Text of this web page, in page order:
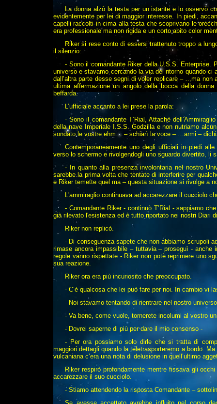
La donna alzò la testa per un istante e lo osservò
evidentemente per lei di maggior interesse. In piedi,
capelli raccolti in cima alla testa che scoprivano le
era professionale ma non rigida e un corto abito color
Riker si rese conto di essersi trattenuto troppo a
il silenzio:
- Sono il comandante Riker della U.S.S. Enterprise.
universo e stavamo cercando la via del ritorno quando
dall’altra parte desse segni di voler replicare – …ma non
ultima affermazione un angolo della bocca della
beffarda.
L’ufficiale accanto a lei prese la parola:
- Sono il comandante T’Rial, Attachè
della nave Imperiale I.S.S. Godzilla e non nutriamo
sondato le vostre ehm… – schiarì la voce – …armi –
Contemporaneamente uno degli ufficiali in piedi
verso lo schermo e rivolgendogli uno sguardo divertito, li
- In quanto alla presenza involontaria nel nostro
sarebbe la prima volta che tentate di interferire per
e Riker temette quel ma – questa situazione si rivolge a
L'ammiraglio continuava ad accarezzare il cucciolo
- Comandante Riker - continuò T’Rial - sappiamo
già rilevato l'esistenza ed è tutto riportato nei nostri Diari
Riker non replicò.
- Di conseguenza sapete che non abbiamo scrupoli
rimase ancora impassibile – tuttavia – proseguì -
regole vanno rispettate - Riker non potè reprimere uno
sua reazione.
Riker ora era più incuriosito che preoccupato.
- C’è qualcosa che lei può fare per noi. In cambio vi
- Noi stavamo tentando di rientrare nel nostro
- Va bene, come vuole, tornerete incolumi al vostro
- Dovrei saperne di più per dare il mio consenso -
- Per ora possiamo solo dirle che si tratta di
maggiori dettagli quando la teletrasporteremo a bordo.
vulcaniana c’era una nota di delusione in quell’ultimo
Riker respirò profondamente mentre fissava gli
accarezzare il suo cucciolo.
- Stiamo attendendo la risposta Comandante –